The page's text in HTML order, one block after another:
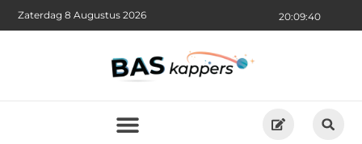
20:09:42
Zaterdag 8 Augustus 2026